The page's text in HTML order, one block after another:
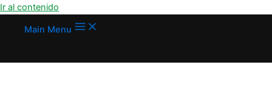
Ir al contenido
Main Menu